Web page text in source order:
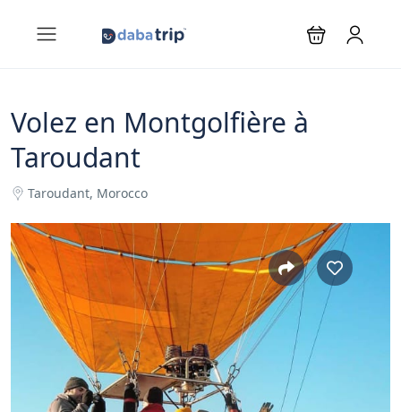
Volez en Montgolfière à
Taroudant
Taroudant, Morocco